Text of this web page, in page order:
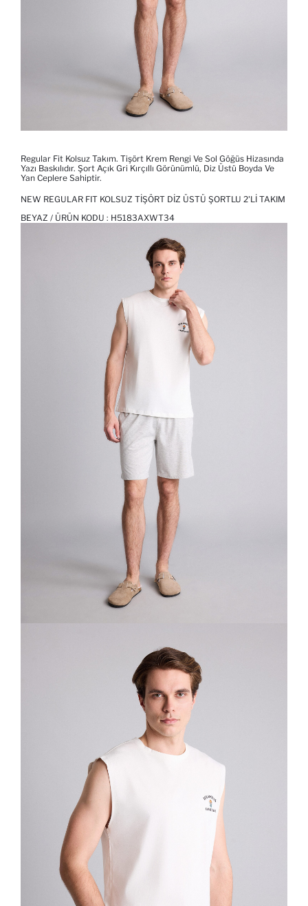
Regular Fit Kolsuz Takım. Tişört Krem Rengi Ve Sol Göğüs Hizasında
Yazı Baskılıdır. Şort Açık Gri Kırçıllı Görünümlü, Diz Üstü Boyda Ve
Yan Ceplere Sahiptir.
NEW REGULAR FIT KOLSUZ TIŞÖRT DIZ ÜSTÜ ŞORTLU 2'LI TAKIM
BEYAZ / ÜRÜN KODU : H5183AXWT34